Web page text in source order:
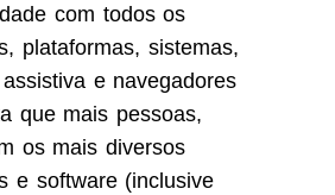
com todos os
plataformas, sistemas,
e navegadores
que mais pessoas,
os mais diversos
e software (inclusive